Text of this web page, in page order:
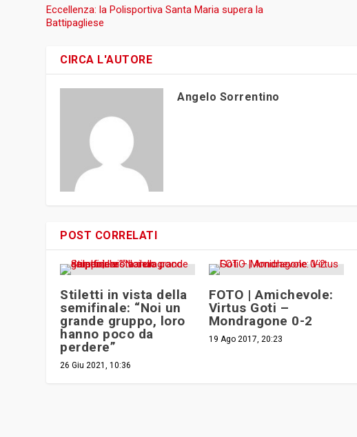
Eccellenza: la Polisportiva Santa Maria supera la
Battipagliese
CIRCA L'AUTORE
Angelo Sorrentino
POST CORRELATI
Stiletti in vista della
semifinale: “Noi un
grande gruppo, loro
hanno poco da
perdere”
26 Giu 2021, 10:36
FOTO | Amichevole:
Virtus Goti –
Mondragone 0-2
19 Ago 2017, 20:23